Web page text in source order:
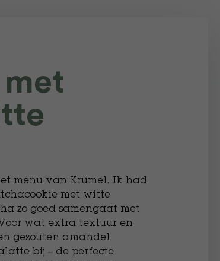
menu van Krümel. Ik had
met witte
zo goed samengaat met
wat extra textuur en
gezouten amandel
bij – de perfecte